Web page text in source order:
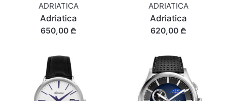
ADRIATICA
Adriatica
650,00 ₾
ADRIATICA
Adriatica
620,00 ₾